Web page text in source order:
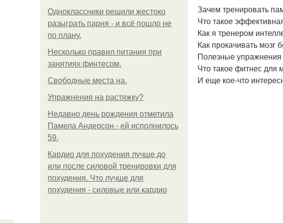
Одноклассники решили жестоко
разыграть парня - и всё пошло не
по плану.
Несколько правил питания при
занятиях финтесом.
Свободные места на.
Упражнения на растяжку?
Недавно день рождения отметила
Памела Андерсон - ей исполнилось
59.
Кардио для похудения лучше до
или после силовой тренировки для
похудения. Что лучше для
похудения - силовые или кардио
Зачем тренировать
Что такое
Как я тренером
Как прокачивать мозг
Полезные упражнения
Что такое фитнес для
И еще кое-что